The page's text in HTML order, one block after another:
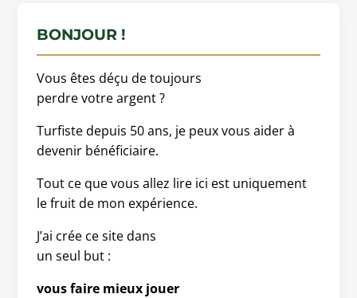
BONJOUR !
Vous êtes déçu de toujours
perdre votre argent ?
Turfiste depuis 50 ans, je peux vous aider à
devenir bénéficiaire.
Tout ce que vous allez lire ici est uniquement
le fruit de mon expérience.
J’ai crée ce site dans
un seul but :
vous faire mieux jouer